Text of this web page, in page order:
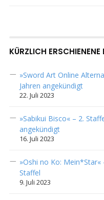
KÜRZLICH
»Sword Art Online
Jahren angekündigt
22. Juli 2023
»Sabikui Bisco« – 2.
angekündigt
16. Juli 2023
»Oshi no Ko:
Staffel
9. Juli 2023